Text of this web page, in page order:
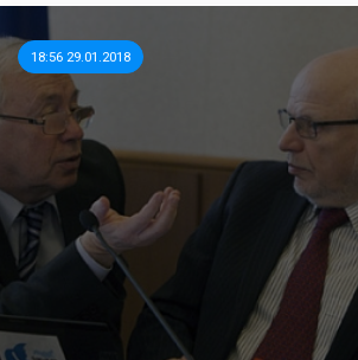
18:56 29.01.2018